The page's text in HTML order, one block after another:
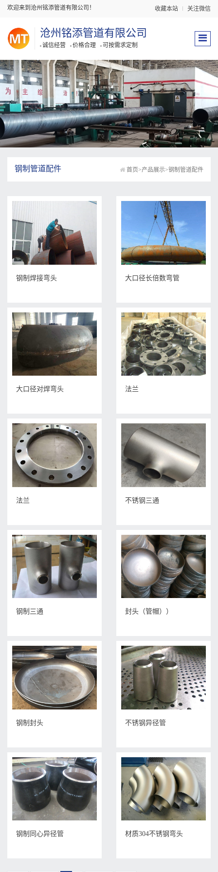
欢迎来到沧州铭添管道有限公司！ 收藏本站 关注微信
沧州铭添管道有限公司
诚信经营 价格合理 可按需求定制
钢制管道配件 首页>产品展示>钢制管道配件
钢制焊接弯头 大口径长倍数弯管
大口径对焊弯头 法兰
法兰 不锈钢三通
钢制三通 封头（管帽））
钢制封头 不锈钢异径管
钢制同心异径管 材质304不锈钢弯头